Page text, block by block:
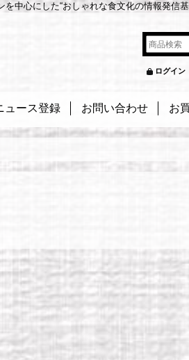
心にした“おしゃれな食文化の情報発信基
ログイン
ュース登録 お問い合わせ お